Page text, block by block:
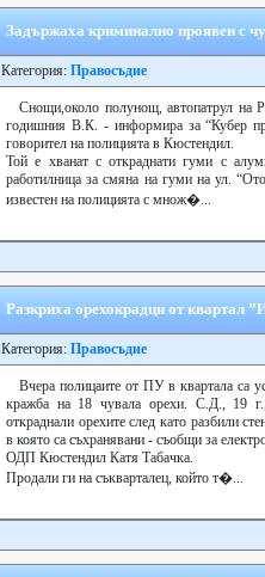
Задържаха криминално проявен с
Категория: Правосъдие
Снощи,около полунощ, автопатрул на
годишния В.К. - информира за “Кубер
говорител на полицията в Кюстендил.
Той е хванат с откраднати гуми с
работилница за смяна на гуми на ул.
известен на полицията с множ�...
Разкриха орехокрадци от квартал
Категория: Правосъдие
Вчера полицаите от ПУ в квартала са
кражба на 18 чувала орехи. С.Д.,
откраднали орехите след като разбили
в която са съхранявани - съобщи за
ОДП Кюстендил Катя Табачка.
Продали ги на съкварталец, който т�...